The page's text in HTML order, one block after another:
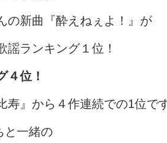
の新曲『酔えねぇよ！』が
謡ランキング１位！
４位！
寿』から４作連続での1位で
と一緒の